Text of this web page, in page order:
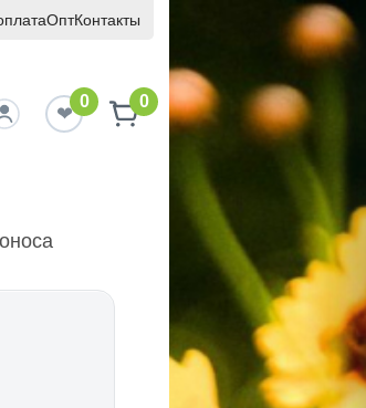
ОптКонтакты
0 0